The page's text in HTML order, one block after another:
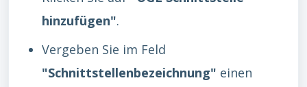
hinzufügen".
Vergeben Sie im Feld
"Schnittstellenbezeichnung" einen